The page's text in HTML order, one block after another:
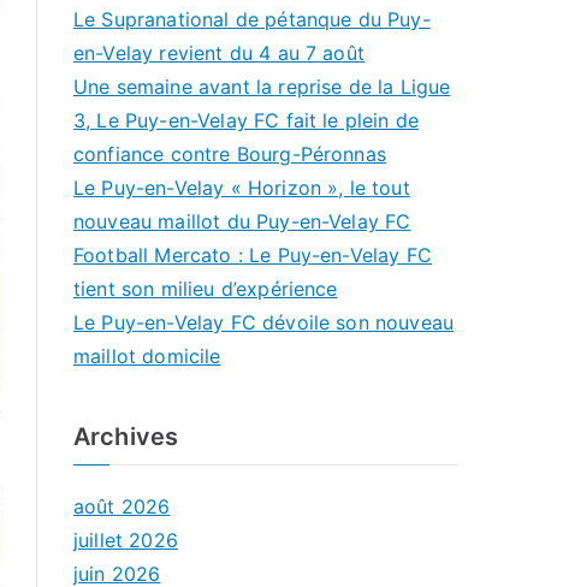
Le Supranational de pétanque du Puy-
en-Velay revient du 4 au 7 août
Une semaine avant la reprise de la Ligue
3, Le Puy-en-Velay FC fait le plein de
confiance contre Bourg-Péronnas
Le Puy-en-Velay « Horizon », le tout
nouveau maillot du Puy-en-Velay FC
Football Mercato : Le Puy-en-Velay FC
tient son milieu d’expérience
Le Puy-en-Velay FC dévoile son nouveau
maillot domicile
Archives
août 2026
juillet 2026
juin 2026